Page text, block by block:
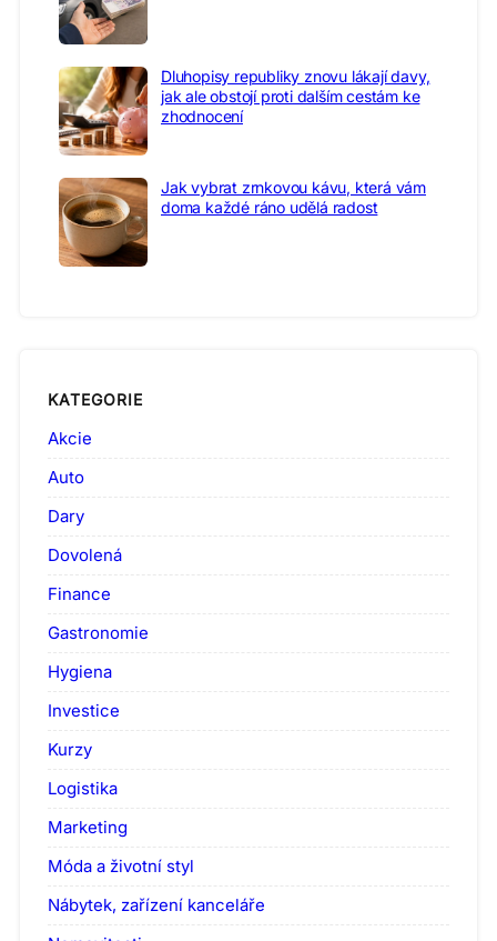
Dluhopisy republiky znovu lákají davy,
jak ale obstojí proti dalším cestám ke
zhodnocení
Jak vybrat zrnkovou kávu, která vám
doma každé ráno udělá radost
KATEGORIE
Akcie
Auto
Dary
Dovolená
Finance
Gastronomie
Hygiena
Investice
Kurzy
Logistika
Marketing
Móda a životní styl
Nábytek, zařízení kanceláře